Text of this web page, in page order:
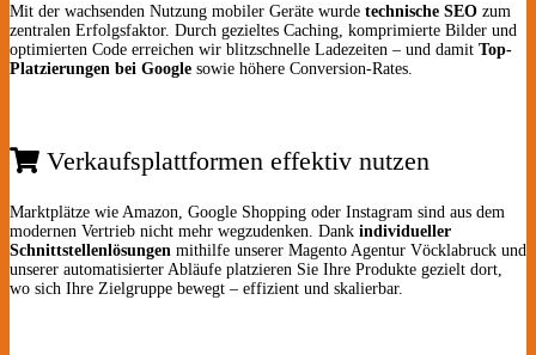
Mit der wachsenden Nutzung mobiler Geräte wurde technische SEO zum
zentralen Erfolgsfaktor. Durch gezieltes Caching, komprimierte Bilder und
optimierten Code erreichen wir blitzschnelle Ladezeiten – und damit Top-
Platzierungen bei Google sowie höhere Conversion-Rates.
Verkaufsplattformen effektiv nutzen
Marktplätze wie Amazon, Google Shopping oder Instagram sind aus dem
modernen Vertrieb nicht mehr wegzudenken. Dank individueller
Schnittstellenlösungen mithilfe unserer Magento Agentur Vöcklabruck und
unserer automatisierter Abläufe platzieren Sie Ihre Produkte gezielt dort,
wo sich Ihre Zielgruppe bewegt – effizient und skalierbar.